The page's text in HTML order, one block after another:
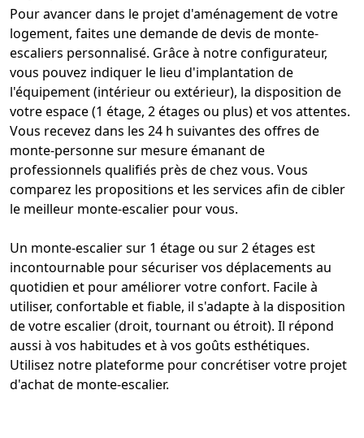
Pour avancer dans le projet d'aménagement de votre
logement, faites une demande de devis de monte-
escaliers personnalisé. Grâce à notre configurateur,
vous pouvez indiquer le lieu d'implantation de
l'équipement (intérieur ou extérieur), la disposition de
votre espace (1 étage, 2 étages ou plus) et vos attentes.
Vous recevez dans les 24 h suivantes des offres de
monte-personne sur mesure émanant de
professionnels qualifiés près de chez vous. Vous
comparez les propositions et les services afin de cibler
le meilleur monte-escalier pour vous.
Un monte-escalier sur 1 étageou sur 2 étages est
incontournable pour sécuriser vos déplacements au
quotidien et pour améliorer votre confort. Facile à
utiliser, confortable et fiable, il s'adapte à la disposition
de votreescalier(droit, tournant ou étroit). Il répond
aussi à vos habitudes et à vos goûts esthétiques.
Utilisez notre plateforme pour concrétiser votre projet
d'achat de monte-escalier.